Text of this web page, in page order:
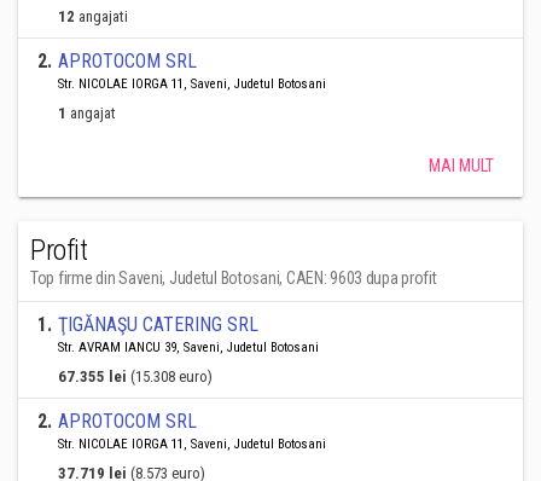
12 angajati
2. APROTOCOM SRL
Str. NICOLAE IORGA 11, Saveni, Judetul Botosani
1 angajat
MAI MULT
Profit
Top firme din Saveni, Judetul Botosani, CAEN: 9603 dupa profit
1. ŢIGĂNAŞU CATERING SRL
Str. AVRAM IANCU 39, Saveni, Judetul Botosani
67.355 lei (15.308 euro)
2. APROTOCOM SRL
Str. NICOLAE IORGA 11, Saveni, Judetul Botosani
37.719 lei (8.573 euro)